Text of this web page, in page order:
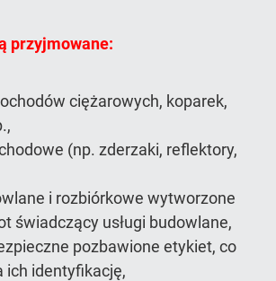
przyjmowane:
ciężarowych, koparek,
(np. zderzaki, reflektory,
i rozbiórkowe wytworzone
świadczący usługi budowlane,
pozbawione etykiet, co
ich identyfikację,